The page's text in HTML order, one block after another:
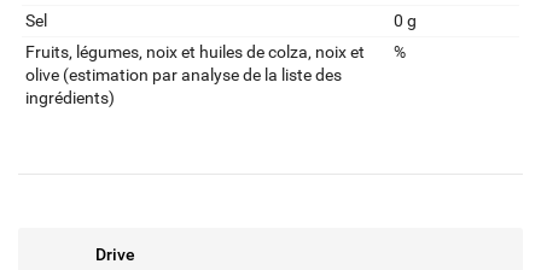
Sel
0 g
Fruits‚ légumes‚ noix et huiles de colza‚ noix et
olive (estimation par analyse de la liste des
ingrédients)
%
Drive